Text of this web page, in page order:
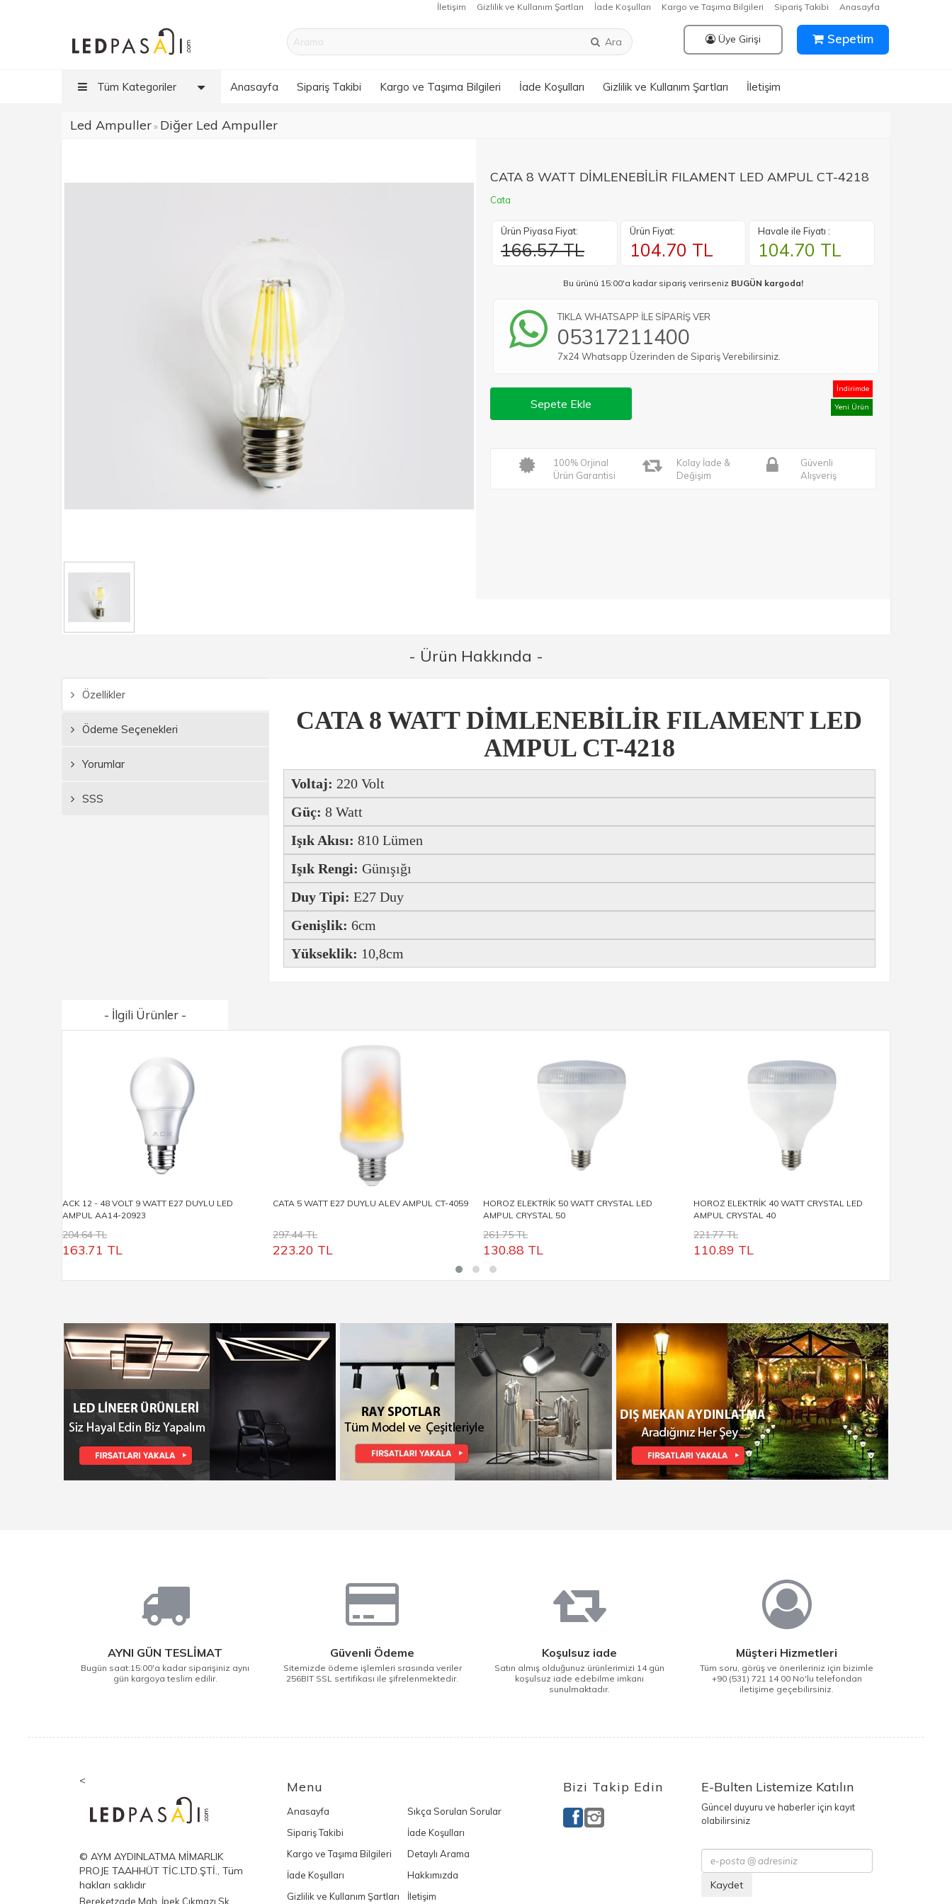
Anasayfa
Sipariş Takibi
Kargo ve Taşıma Bilgileri
İade Koşulları
Gizlilik ve Kullanım Şartları
İletişim
Ara Üye Girişi Sepetim
Tüm Kategoriler Anasayfa Sipariş Takibi Kargo ve Taşıma Bilgileri İade Koşulları Gizlilik ve Kullanım Şartları İletişim
Led Ampuller» Diğer Led Ampuller
CATA 8 WATT DİMLENEBİLİR FILAMENT LED AMPUL CT-4218
Cata
Ürün Piyasa Fiyat:
166.57 TL
Ürün Fiyat:
104.70 TL
Havale ile Fiyatı :
104.70 TL
Bu ürünü 15:00'a kadar sipariş verirseniz BUGÜN kargoda!
TIKLA WHATSAPP İLE SİPARİŞ VER
05317211400
7x24 Whatsapp Üzerinden de Sipariş Verebilirsiniz.
Sepete Ekle
İndirimde
Yeni Ürün
100% Orjinal
Ürün Garantisi
Kolay İade &
Değişim
Güvenli
Alışveriş
- Ürün Hakkında -
Özellikler
Ödeme Seçenekleri
Yorumlar
SSS
CATA 8 WATT DİMLENEBİLİR FILAMENT LED
AMPUL CT-4218
Voltaj: 220 Volt
Güç: 8 Watt
Işık Akısı: 810 Lümen
Işık Rengi: Günışığı
Duy Tipi: E27 Duy
Genişlik: 6cm
Yükseklik: 10,8cm
- İlgili Ürünler -
ACK 12 - 48 VOLT 9 WATT E27 DUYLU LED
AMPUL AA14-20923
204.64 TL
163.71 TL
CATA 5 WATT E27 DUYLU ALEV AMPUL CT-4059
297.44 TL
223.20 TL
HOROZ ELEKTRİK 50 WATT CRYSTAL LED
AMPUL CRYSTAL 50
261.75 TL
130.88 TL
HOROZ ELEKTRİK 40 WATT CRYSTAL LED
AMPUL CRYSTAL 40
221.77 TL
110.89 TL
AYNI GÜN TESLİMAT
Bugün saat:15:00'a kadar siparişiniz aynı
gün kargoya teslim edilir.
Güvenli Ödeme
Sitemizde ödeme işlemleri srasında veriler
256BIT SSL sertifikası ile şifrelenmektedir.
Koşulsuz iade
Satın almış olduğunuz ürünlerimizi 14 gün
koşulsuz iade edebilme imkanı
sunulmaktadır.
Müşteri Hizmetleri
Tüm soru, görüş ve önerileriniz için bizimle
+90 (531) 721 14 00 No'lu telefondan
iletişime geçebilirsiniz.
<
© AYM AYDINLATMA MİMARLIK
PROJE TAAHHÜT TİC.LTD.ŞTİ., Tüm
hakları saklıdır
Bereketzade Mah. İpek Çıkmazı Sk.
Menu
Anasayfa
Sipariş Takibi
Kargo ve Taşıma Bilgileri
İade Koşulları
Gizlilik ve Kullanım Şartları
Sıkça Sorulan Sorular
İade Koşulları
Detaylı Arama
Hakkımızda
İletişim
Bizi Takip Edin E-Bulten Listemize Katılın
Güncel duyuru ve haberler için kayıt
olabilirsiniz
Kaydet